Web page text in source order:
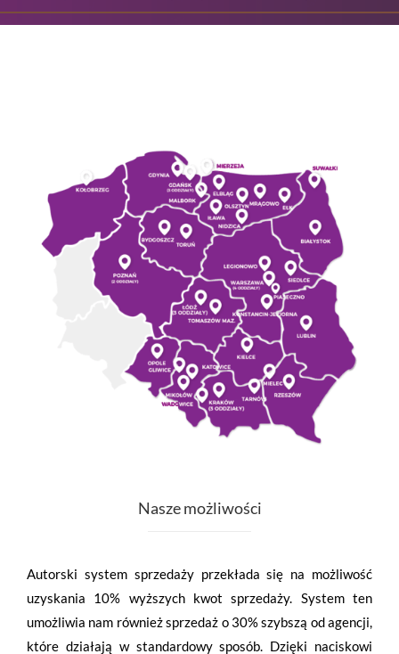
Nasze możliwości
Autorski system sprzedaży przekłada się na możliwość
uzyskania 10% wyższych kwot sprzedaży. System ten
umożliwia nam również sprzedaż o 30% szybszą od agencji,
które działają w standardowy sposób. Dzięki naciskowi